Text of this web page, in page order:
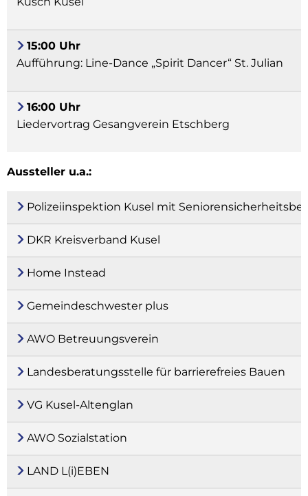
15:00 Uhr
Aufführung: Line-Dance „Spirit Dancer“ St. Julian
16:00 Uhr
Liedervortrag Gesangverein Etschberg
Aussteller u.a.:
Polizeiinspektion Kusel mit
DKR Kreisverband Kusel
Home Instead
Gemeindeschwester plus
AWO Betreuungsverein
Landesberatungsstelle für barrierefreies Bauen
VG Kusel-Altenglan
AWO Sozialstation
LAND L(i)EBEN